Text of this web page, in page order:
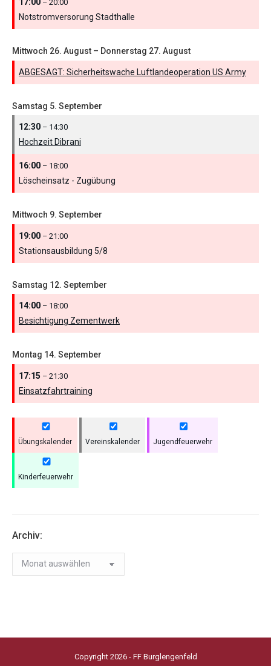
17:00 – 20:00
Notstromversorung Stadthalle
Mittwoch 26. August – Donnerstag 27. August
ABGESAGT: Sicherheitswache Luftlandeoperation US Army
Samstag 5. September
12:30 – 14:30
Hochzeit Dibrani
16:00 – 18:00
Löscheinsatz - Zugübung
Mittwoch 9. September
19:00 – 21:00
Stationsausbildung 5/8
Samstag 12. September
14:00 – 18:00
Besichtigung Zementwerk
Montag 14. September
17:15 – 21:30
Einsatzfahrtraining
Übungskalender Vereinskalender Jugendfeuerwehr
Kinderfeuerwehr
Archiv:
Archiv:
Copyright 2026 - FF Burglengenfeld